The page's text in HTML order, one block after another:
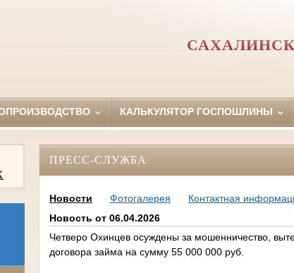
КАЛЬКУЛЯТОР ГОСПОШЛИНЫ
ПРЕСС-СЛУЖБА
Новости Фотогалерея
Контактная
Новость от 06.04.2026
Четверо Охинцев осуждены за мошенничество,
договора займа на сумму 55 000 000 руб.